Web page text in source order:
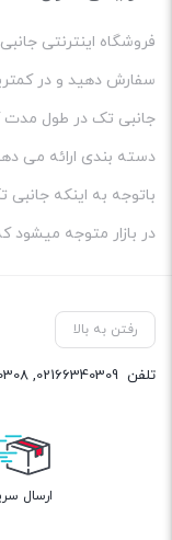
فروشگاه اینترنتی
سفارش دهید و در
جانبی تک در طول مدت
دسته بندی ارائه می
باتوجه به اینکه
در بازار متوجه میشود
رفتن به بالا
تلفن 02166340309
,
ارسال